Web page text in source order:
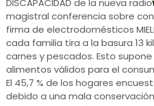
DISCAPACIDAD de la nueva radio
magistral conferencia sobre
firma de electrodomésticos
cada familia tira a la basura 13
carnes y pescados. Esto
alimentos válidos para el
El 45,7 % de los hogares
debido a una mala